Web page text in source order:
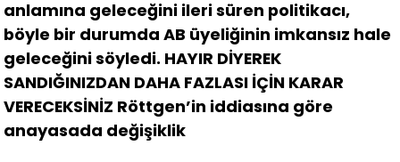
anlamına geleceğini ileri süren politikacı,
böyle bir durumda AB üyeliğinin imkansız hale
geleceğini söyledi. HAYIR DİYEREK
SANDIĞINIZDAN DAHA FAZLASI İÇİN KARAR
VERECEKSİNİZ Röttgen’in iddiasına göre
anayasada değişiklik